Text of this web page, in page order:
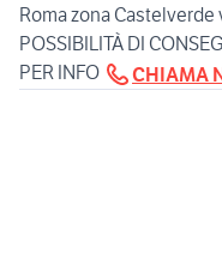
Roma zona
POSSIBILITÀ DI
PER INFO
CHIAMA